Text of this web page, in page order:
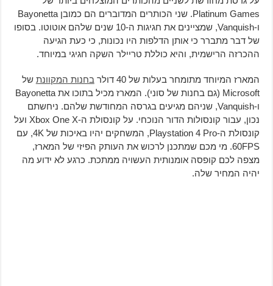
Platinum Games. שני הכותרים המדוברים הם כמובן Bayonetta
ו-Vanquish, שמציינים את חגיגות ה-10 שנים שלהם אוטוטו. בסופו
של דבר מתברר כי אותן הדלפות היו נכונות, כי כעת הגיעה
ההכרזה הרישמית, והיא כוללת טריילר השקה חגיגי במיוחד.
המארז המיוחד מתומחר בעלות של 40 דולר בחנות המקוונתשל
Microsoft (גם בחנות של סוני). המארז מכיל בתוכו את Bayonetta
ו-Vanquish, שניהם מגיעים בגרסה המחודשת שלהם. ניחשתם
נכון, עבור קונסולות הדור הנוכחי. על קונסולת ה-Xbox One X ועל
קונסולת ה-Playstation 4 Pro, המשחקים יהיו באיכות של 4K, עם
60FPS. מי מכם שמתכנן לרכוש את העותק הפיזי של המארז,
מצפה לכם קופסה אומנותית העשויה ממתכת. כרגע לא ידוע מה
יהיה המחיר שלה.